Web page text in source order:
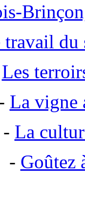
travail du
Les
La vigne
- La
- Goûtez